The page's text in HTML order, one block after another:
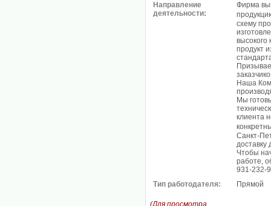
Направление
деятельности:
Фирма
схему
высокого
продукт
Наша
Мы
клиента
Санкт-
доставку
Чтобы
работе,
931-232-
Тип работодателя:
Прямой
(Для просмотра